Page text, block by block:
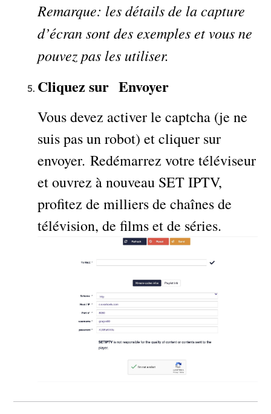
Remarque: les détails de la capture
d’écran sont des exemples et vous ne
pouvez pas les utiliser.
Cliquez sur Envoyer
Vous devez activer le captcha (je ne
suis pas un robot) et cliquer sur
envoyer. Redémarrez votre téléviseur
et ouvrez à nouveau SET IPTV,
profitez de milliers de chaînes de
télévision, de films et de séries.